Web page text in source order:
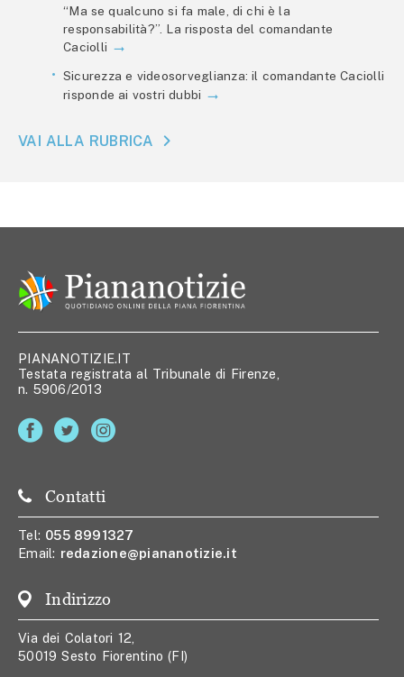
“Ma se qualcuno si fa male, di chi è la
responsabilità?”. La risposta del comandante
Caciolli
Sicurezza e videosorveglianza: il comandante Caciolli
risponde ai vostri dubbi
VAI ALLA RUBRICA
PIANANOTIZIE.IT
Testata registrata al Tribunale di Firenze,
n. 5906/2013
Contatti
Tel: 055 8991327
Email: redazione@piananotizie.it
Indirizzo
Via dei Colatori 12,
50019 Sesto Fiorentino (FI)